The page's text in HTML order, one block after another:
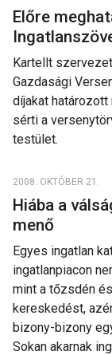
Előre
Kartellt
Gazdasági
díjakat határozott
sérti a
testület.
2008. OKTÓBER 21.
Hiába a
menő
Egyes ingatlan
ingatlanpiacon
mint a tőzsdén
kereskedést,
bizony-bizony
Sokan akarnak